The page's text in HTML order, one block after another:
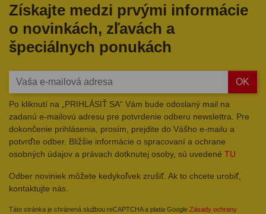
Získajte medzi prvými informácie
o novinkách, zľavách a
špeciálnych ponukách
OK
Po kliknutí na „PRIHLÁSIŤ SA“ Vám bude odoslaný mail na
zadanú e-mailovú adresu pre potvrdenie odberu newslettra. Pre
dokončenie prihlásenia, prosím, prejdite do Vášho e-mailu a
potvrďte odber. Bližšie informácie o spracovaní a ochrane
osobných údajov a právach dotknutej osoby, sú uvedené TU
Odber noviniek môžete kedykoľvek zrušiť. Ak to chcete urobiť,
kontaktujte nás.
Táto stránka je chránená službou reCAPTCHA a platia Google Zásady ochrany